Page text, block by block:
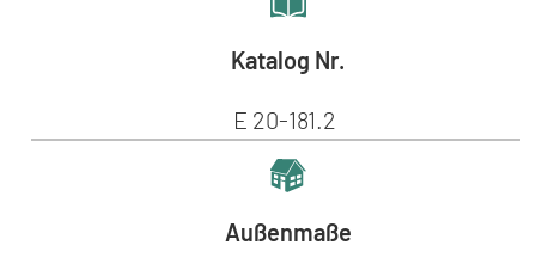
Katalog Nr.
E 20-181.2
Außenmaße